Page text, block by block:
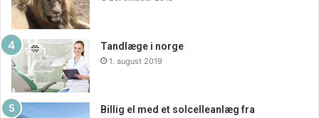
Tandlæge i norge
1. august 2019
Billig el med et solcelleanlæg fra